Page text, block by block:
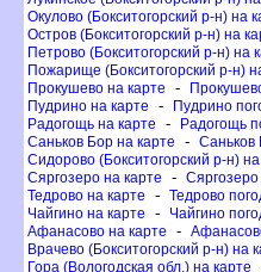
Окулово (Бокситогорский р-н) на
Остров (Бокситогорский р-н) на
Петрово (Бокситогорский р-н) на
Пожарище (Бокситогорский р-н)
Прокушево на карте
-
Пудрино на карте
-
Пудрино
Радогощь на карте
-
Радогощь
Саньков Бор на карте
- Саньков
Сидорово (Бокситогорский р-н) на
Сяргозеро на карте
- Сяргозеро
Тедрово на карте
- Тедрово
Чайгино на карте
-
Чайгино
Афанасово на карте
-
рачево (Бокситогорский р-н) на
Гора (Вологодская обл.) на карте